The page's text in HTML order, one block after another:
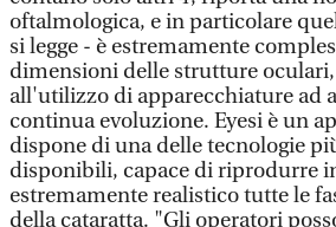
oftalmologica, e in particolare
si legge - è estremamente
dimensioni delle strutture oculari,
all'utilizzo di apparecchiature ad
continua evoluzione. Eyesi è un
dispone di una delle tecnologie
disponibili, capace di riprodurre
estremamente realistico tutte le
della cataratta. "Gli operatori